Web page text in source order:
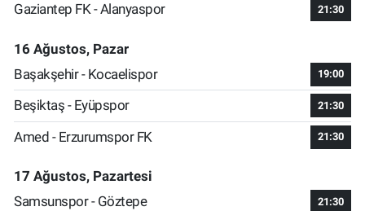
Gaziantep FK - Alanyaspor 21:30
16 Ağustos, Pazar
Başakşehir - Kocaelispor
19:00
Beşiktaş - Eyüpspor 21:30
Amed - Erzurumspor FK 21:30
17 Ağustos, Pazartesi
Samsunspor - Göztepe
21:30